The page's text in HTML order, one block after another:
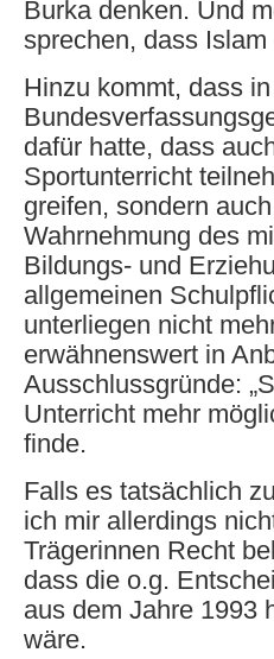
Burka denken. Und
sprechen, dass
Hinzu kommt, dass
dafür hatte, dass
Sportunterricht
greifen, sondern
Wahrnehmung des
Bildungs- und
allgemeinen
unterliegen nicht
erwähnenswert in
Ausschlussgründe:
Unterricht mehr
finde.
Falls es tatsächlich
ich mir allerdings
Trägerinnen Recht
dass die o.g.
aus dem Jahre 1993
wäre.